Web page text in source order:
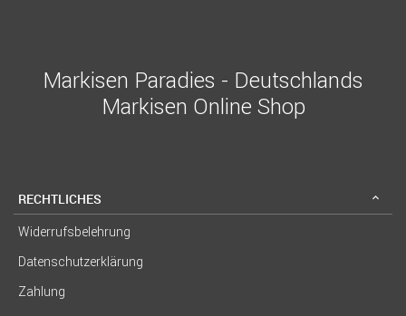
Markisen Paradies - Deutschlands
Markisen Online Shop
RECHTLICHES
Widerrufsbelehrung
Datenschutzerklärung
Zahlung